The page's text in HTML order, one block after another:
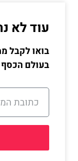
עוד לא
בואו לקבל
בעולם